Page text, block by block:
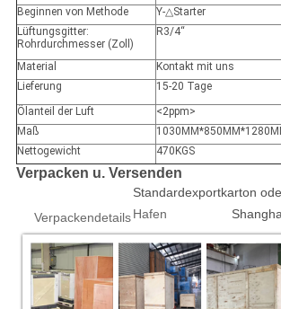
Beginnen von Methode
Y-△Starter
Lüftungsgitter:
Rohrdurchmesser (Zoll)
R3/4“
Material
Kontakt mit uns
Lieferung
15-20 Tage
Ölanteil der Luft
<2ppm>
Maß
Nettogewicht
470KGS
Verpacken u. Versenden
VerpackendetailsHafen